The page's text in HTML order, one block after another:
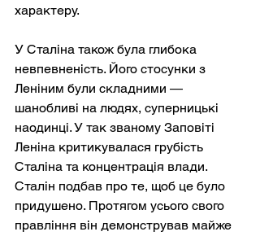
характеру.
У Сталіна також була глибока
невпевненість. Його стосунки з
Леніним були складними —
шанобливі на людях, суперницькі
наодинці. У так званому Заповіті
Леніна критикувалася грубість
Сталіна та концентрація влади.
Сталін подбав про те, щоб це було
придушено. Протягом усього свого
правління він демонстрував майже